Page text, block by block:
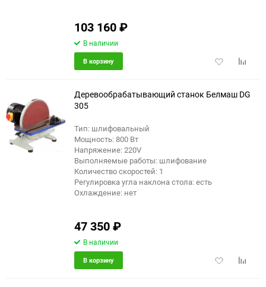
103 160₽
В наличии
Добавить
В корзину
Деревообрабатывающий станок Белмаш DG
305
Тип: шлифовальный
Мощность: 800 Вт
Напряжение: 220V
Выполняемые работы: шлифование
Количество скоростей: 1
Регулировка угла наклона стола: есть
Охлаждение: нет
47 350₽
В наличии
Добавить
В корзину